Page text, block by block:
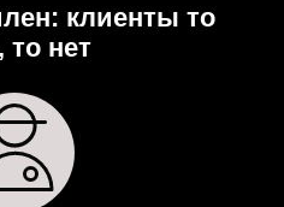
клиенты то
то нет